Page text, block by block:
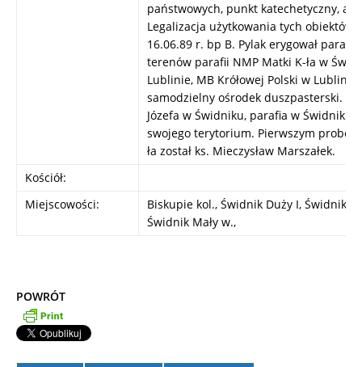
państwowych, punkt katechetyczny, a
Legalizacja użytkowania tych obiektów
16.06.89 r. bp B. Pylak erygował
terenów parafii NMP Matki K-ła w
Lublinie, MB Krółowej Polski w
samodzielny ośrodek duszpasterski.
Józefa w Świdniku, parafia w Świdniku
swojego terytorium. Pierwszym
ła został ks. Mieczysław Marszałek.
Kościół:
Miejscowości:
Biskupie kol., Świdnik Duży I, Świdnik
Świdnik Mały w.,
POWRÓT